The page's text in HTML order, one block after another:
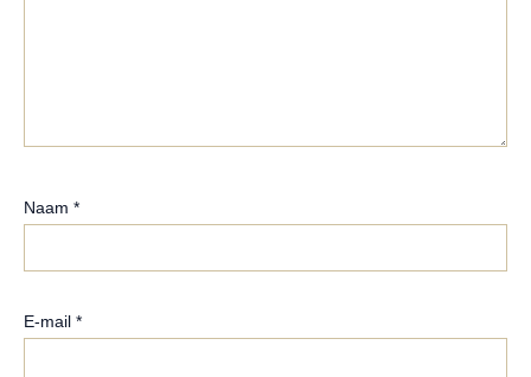
Naam *
E-mail *